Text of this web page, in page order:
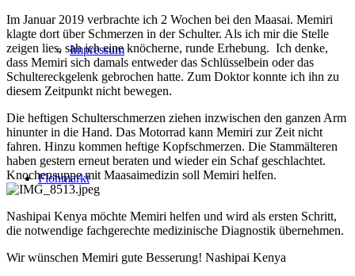
Impressum
Flohmarkt
Im Januar 2019 verbrachte ich 2 Wochen bei den Maasai. Memiri
klagte dort über Schmerzen in der Schulter. Als ich mir die Stelle
zeigen lies, sah ich eine knöcherne, runde Erhebung. Ich denke,
dass Memiri sich damals entweder das Schlüsselbein oder das
Schultereckgelenk gebrochen hatte. Zum Doktor konnte ich ihn zu
diesem Zeitpunkt nicht bewegen.
Die heftigen Schulterschmerzen ziehen inzwischen den ganzen Arm
hinunter in die Hand. Das Motorrad kann Memiri zur Zeit nicht
fahren. Hinzu kommen heftige Kopfschmerzen. Die Stammälteren
haben gestern erneut beraten und wieder ein Schaf geschlachtet.
Knochensuppe mit Maasaimedizin soll Memiri helfen.
Nashipai Kenya möchte Memiri helfen und wird als ersten Schritt,
die notwendige fachgerechte medizinische Diagnostik übernehmen.
Wir wünschen Memiri gute Besserung! Nashipai Kenya